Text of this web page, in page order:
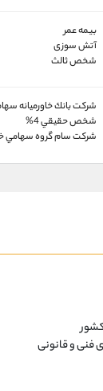
بیمه عمر
آتش سوزی
شخص ثالث
شركت بانك خاورميانه سهامي
شخص حقيقي 4%
شركت سام گروه سهامي
فنی و قانونی